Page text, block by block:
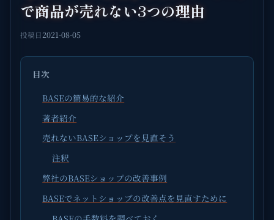
で商品が売れない3つの理由
投稿日2021-08-05
目次
BASEの簡易的な紹介
著者紹介
売れないBASEショップを見直そう
注釈
弊社のBASEショップの改善事例
BASEでネットショップの改善点を見直すために